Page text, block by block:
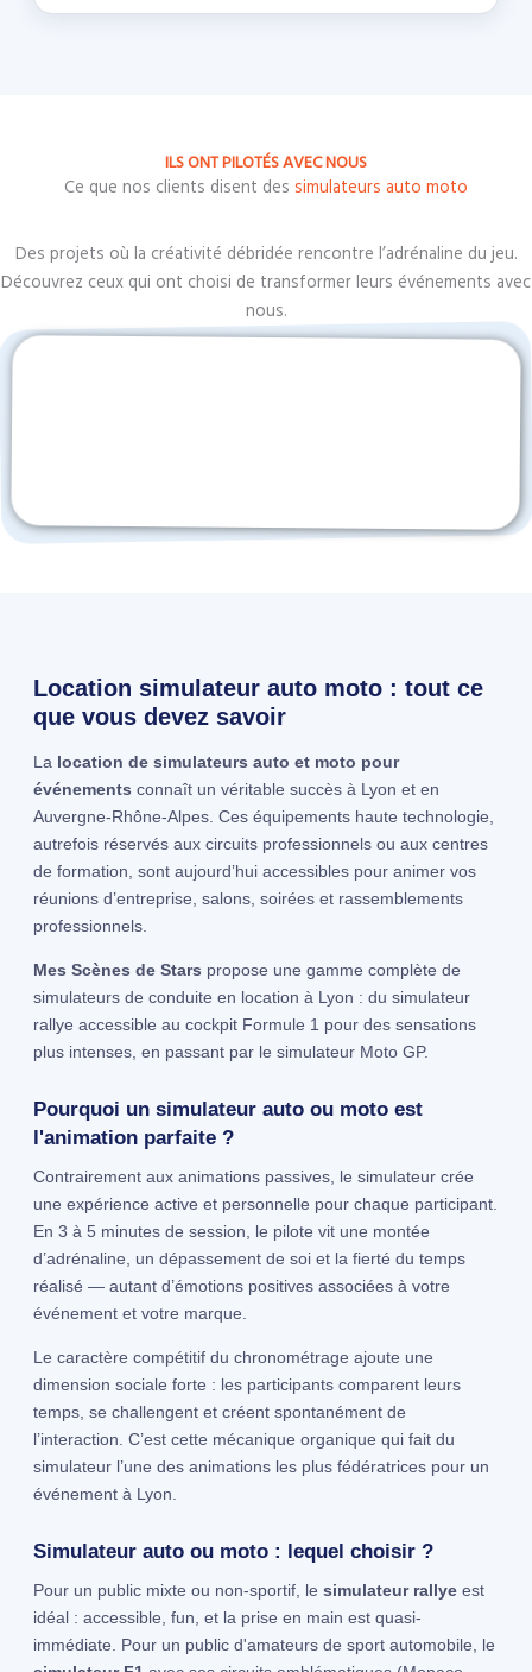
ILS ONT PILOTÉS AVEC NOUS
Ce que nos clients disent des simulateurs auto moto
Des projets où la créativité débridée rencontre l’adrénaline du jeu.
Découvrez ceux qui ont choisi de transformer leurs événements avec
nous.
Location simulateur auto moto : tout ce
que vous devez savoir
La location de simulateurs auto et moto pour
événements connaît un véritable succès à Lyon et en
Auvergne-Rhône-Alpes. Ces équipements haute technologie,
autrefois réservés aux circuits professionnels ou aux centres
de formation, sont aujourd’hui accessibles pour animer vos
réunions d’entreprise, salons, soirées et rassemblements
professionnels.
Mes Scènes de Stars propose une gamme complète de
simulateurs de conduite en location à Lyon : du simulateur
rallye accessible au cockpit Formule 1 pour des sensations
plus intenses, en passant par le simulateur Moto GP.
Pourquoi un simulateur auto ou moto est
l'animation parfaite ?
Contrairement aux animations passives, le simulateur crée
une expérience active et personnelle pour chaque participant.
En 3 à 5 minutes de session, le pilote vit une montée
d’adrénaline, un dépassement de soi et la fierté du temps
réalisé — autant d’émotions positives associées à votre
événement et votre marque.
Le caractère compétitif du chronométrage ajoute une
dimension sociale forte : les participants comparent leurs
temps, se challengent et créent spontanément de
l’interaction. C’est cette mécanique organique qui fait du
simulateur l’une des animations les plus fédératrices pour un
événement à Lyon.
Simulateur auto ou moto : lequel choisir ?
Pour un public mixte ou non-sportif, le simulateur rallyeest
idéal : accessible, fun, et la prise en main est quasi-
immédiate. Pour un public d'amateurs de sport automobile, le